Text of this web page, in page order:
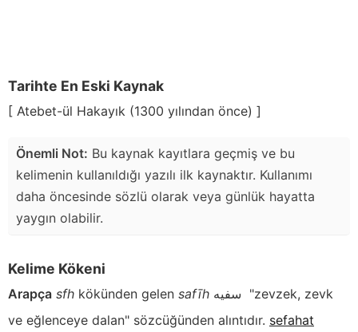
Tarihte En Eski Kaynak
[ Atebet-ül Hakayık (1300 yılından önce) ]
Önemli Not: Bu kaynak kayıtlara geçmiş ve bu
kelimenin kullanıldığı yazılı ilk kaynaktır. Kullanımı
daha öncesinde sözlü olarak veya günlük hayatta
yaygın olabilir.
Kelime Kökeni
Arapça sfh kökünden gelen safīh
"zevzek, zevk
ve eğlenceye dalan" sözcüğünden alıntıdır. sefahat